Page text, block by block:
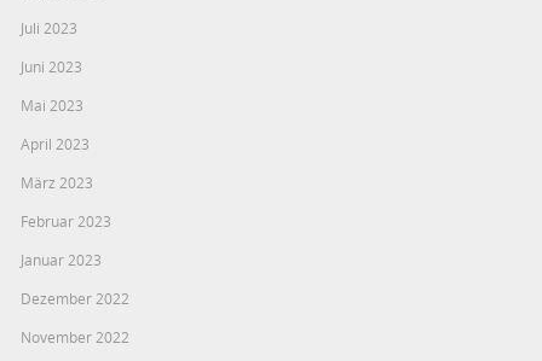
Juli 2023
Juni 2023
Mai 2023
April 2023
März 2023
Februar 2023
Januar 2023
Dezember 2022
November 2022